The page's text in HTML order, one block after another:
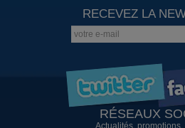
RECEVEZ LA
RÉSEAUX
Actualités, promotions,